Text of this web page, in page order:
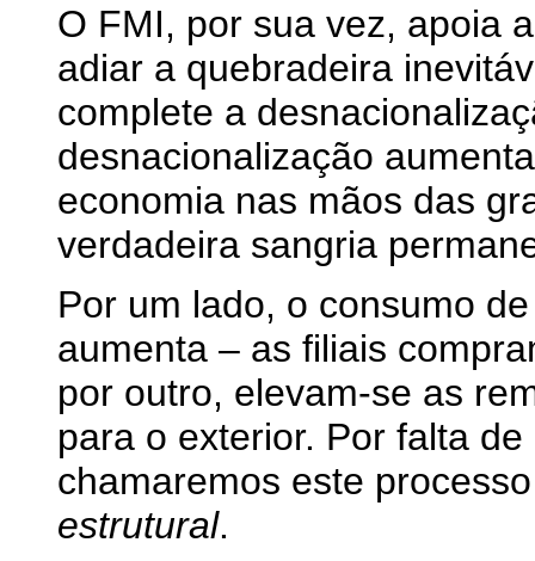
O FMI, por sua vez, apoia
adiar a quebradeira
complete a
desnacionalização
economia nas mãos das
verdadeira sangria
Por um lado, o consumo
aumenta – as filiais
por outro, elevam-se as
para o exterior. Por falta
chamaremos este
estrutural.